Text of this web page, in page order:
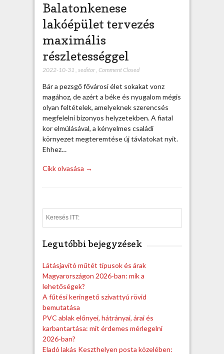
Balatonkenese
lakóépület tervezés
maximális
részletességgel
2022-10-31 seditor, Comment Closed
Bár a pezsgő fővárosi élet sokakat vonz
magához, de azért a béke és nyugalom mégis
olyan feltételek, amelyeknek szerencsés
megfelelni bizonyos helyzetekben. A fiatal
kor elmúlásával, a kényelmes családi
környezet megteremtése új távlatokat nyit.
Ehhez…
Cikk olvasása →
e
Legutóbbi bejegyzések
Látásjavító műtét típusok és árak
Magyarországon 2026-ban: mik a
lehetőségek?
A fűtési keringető szivattyú rövid
bemutatása
PVC ablak előnyei, hátrányai, árai és
karbantartása: mit érdemes mérlegelni
2026-ban?
Eladó lakás Keszthelyen posta közelében: